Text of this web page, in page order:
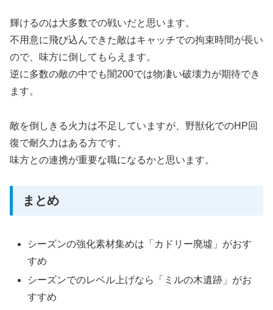
輝けるのは大多数での戦いだと思います。
不用意に飛び込んできた敵はキャッチでの拘束時間が長い
ので、味方に倒してもらえます。
逆に多数の敵の中でも闇200では物凄い破壊力が期待でき
ます。
敵を倒しきる火力は不足していますが、野獣化でのHP回
復で耐久力はある方です。
味方との連携が重要な職になるかと思います。
まとめ
シーズンの強化素材集めは「カドリー廃墟」がおす
すめ
シーズンでのレベル上げなら「ミルの木遺跡」がお
すすめ